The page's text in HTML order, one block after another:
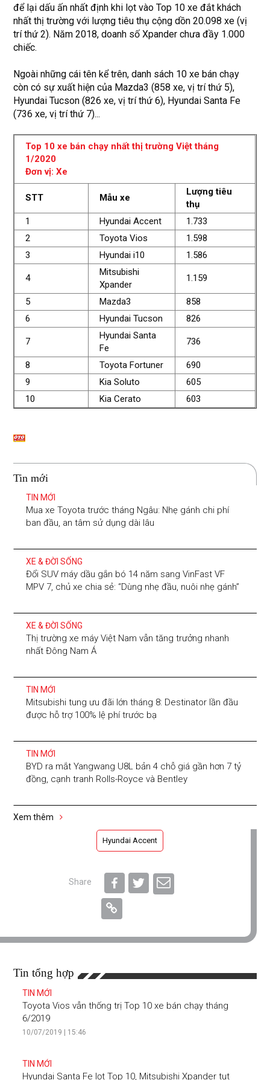
để lại dấu ấn nhất định khi lọt vào Top 10 xe đắt khách
nhất thị trường với lượng tiêu thụ cộng dồn 20.098 xe (vị
trí thứ 2). Năm 2018, doanh số Xpander chưa đầy 1.000
chiếc.
Ngoài những cái tên kể trên, danh sách 10 xe bán chạy
còn có sự xuất hiện của Mazda3 (858 xe, vị trí thứ 5),
Hyundai Tucson (826 xe, vị trí thứ 6), Hyundai Santa Fe
(736 xe, vị trí thứ 7)...
Top 10 xe bán chạy nhất thị trường Việt tháng
1/2020
Đơn vị: Xe
STT Mẫu xe
Lượng tiêu
thụ
1
Hyundai Accent
1.733
2
Toyota Vios
1.598
3
Hyundai i10 1.586
4
Mitsubishi
Xpander
1.159
5 Mazda3
858
6
Hyundai Tucson 826
7
Hyundai Santa
Fe
736
8 Toyota Fortuner
690
9
Kia Soluto
605
10
Kia Cerato 603
Tin mới
TIN MỚI
Mua xe Toyota trước tháng Ngâu: Nhẹ gánh chi phí
ban đầu, an tâm sử dụng dài lâu
XE & ĐỜI SỐNG
Đổi SUV máy dầu gắn bó 14 năm sang VinFast VF
MPV 7, chủ xe chia sẻ: “Dùng nhẹ đầu, nuôi nhẹ gánh”
XE & ĐỜI SỐNG
Thị trường xe máy Việt Nam vẫn tăng trưởng nhanh
nhất Đông Nam Á
TIN MỚI
Mitsubishi tung ưu đãi lớn tháng 8: Destinator lần đầu
được hỗ trợ 100% lệ phí trước bạ
TIN MỚI
BYD ra mắt Yangwang U8L bản 4 chỗ giá gần hơn 7 tỷ
đồng, cạnh tranh Rolls-Royce và Bentley
Xem thêm
Hyundai Accent
Share
Tin tổng hợp
TIN MỚI
Toyota Vios vẫn thống trị Top 10 xe bán chạy tháng
6/2019
10/07/2019 | 15:46
TIN MỚI
Hyundai Santa Fe lọt Top 10, Mitsubishi Xpander tụt